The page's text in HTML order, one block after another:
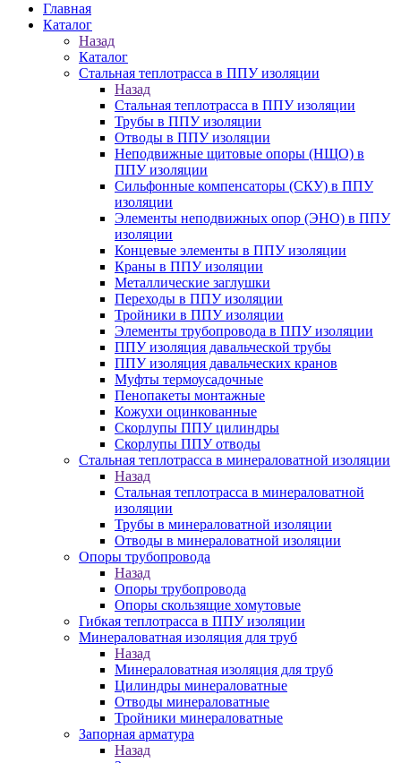
Главная
Каталог
Назад
Каталог
Стальная теплотрасса в ППУ изоляции
Назад
Стальная теплотрасса в ППУ изоляции
Трубы в ППУ изоляции
Отводы в ППУ изоляции
Неподвижные щитовые опоры (НЩО) в
ППУ изоляции
Cильфонные компенсаторы (СКУ) в ППУ
изоляции
Элементы неподвижных опор (ЭНО) в ППУ
изоляции
Концевые элементы в ППУ изоляции
Краны в ППУ изоляции
Металлические заглушки
Переходы в ППУ изоляции
Тройники в ППУ изоляции
Элементы трубопровода в ППУ изоляции
ППУ изоляция давальческой трубы
ППУ изоляция давальческих кранов
Муфты термоусадочные
Пенопакеты монтажные
Кожухи оцинкованные
Скорлупы ППУ цилиндры
Скорлупы ППУ отводы
Стальная теплотрасса в минераловатной изоляции
Назад
Стальная теплотрасса в минераловатной
изоляции
Трубы в минераловатной изоляции
Отводы в минераловатной изоляции
Опоры трубопровода
Назад
Опоры трубопровода
Опоры скользящие хомутовые
Гибкая теплотрасса в ППУ изоляции
Минераловатная изоляция для труб
Назад
Минераловатная изоляция для труб
Цилиндры минераловатные
Отводы минераловатные
Тройники минераловатные
Запорная арматура
Назад